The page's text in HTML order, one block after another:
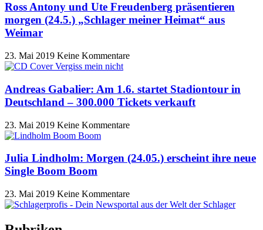
Ross Antony und Ute Freudenberg präsentieren
morgen (24.5.) „Schlager meiner Heimat“ aus
Weimar
23. Mai 2019 Keine Kommentare
Andreas Gabalier: Am 1.6. startet Stadiontour in
Deutschland – 300.000 Tickets verkauft
23. Mai 2019 Keine Kommentare
Julia Lindholm: Morgen (24.05.) erscheint ihre neue
Single Boom Boom
23. Mai 2019 Keine Kommentare